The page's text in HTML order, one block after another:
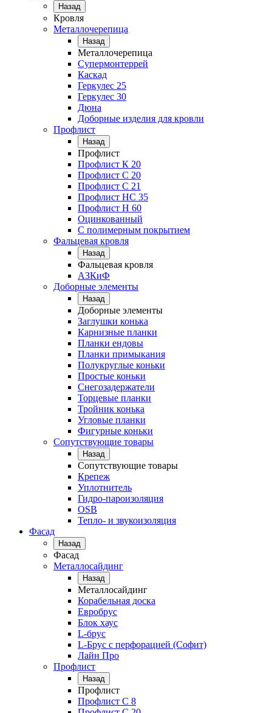
Назад
Кровля
Металлочерепица
Назад
Металлочерепица
Супермонтеррей
Каскад
Геркулес 25
Геркулес 30
Дюна
Доборные изделия для кровли
Профлист
Назад
Профлист
Профлист К 20
Профлист С 20
Профлист C 21
Профлист НС 35
Профлист Н 60
Оцинкованный
С полимерным покрытием
Фальцевая кровля
Назад
Фальцевая кровля
АЗКиФ
Доборные элементы
Назад
Доборные элементы
Заглушки конька
Карнизные планки
Планки ендовы
Планки примыкания
Полукруглые коньки
Простые коньки
Снегозадержатели
Торцевые планки
Тройник конька
Угловые планки
Фигурные коньки
Сопутствующие товары
Назад
Сопутствующие товары
Крепеж
Уплотнитель
Гидро-пароизоляция
OSB
Тепло- и звукоизоляция
Фасад
Назад
Фасад
Металлосайдинг
Назад
Металлосайдинг
Корабельная доска
Евробрус
Блок хаус
L-брус
L-Брус с перфорацией (Софит)
Лайн Про
Профлист
Назад
Профлист
Профлист С 8